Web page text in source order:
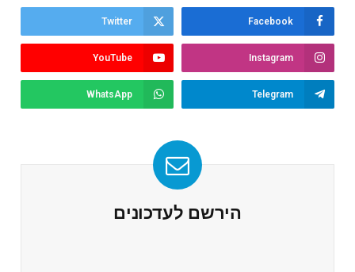
Facebook
Twitter
Instagram
YouTube
Telegram
WhatsApp
הירשם לעדכונים